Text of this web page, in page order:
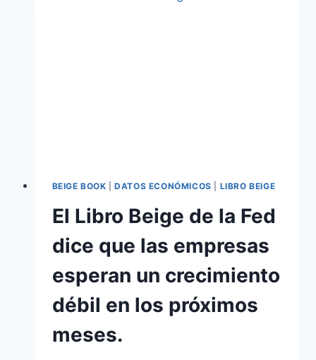
BEIGE BOOK |DATOS ECONÓMICOS LIBRO BEIGE
El Libro Beige de la Fed
dice que las empresas
esperan un crecimiento
débil en los próximos
meses.